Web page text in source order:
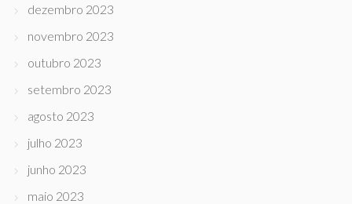
dezembro 2023
novembro 2023
outubro 2023
setembro 2023
agosto 2023
julho 2023
junho 2023
maio 2023